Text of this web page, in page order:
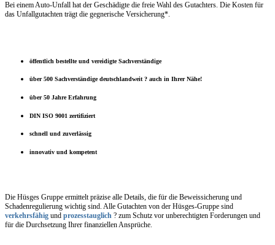
Bei einem Auto-Unfall hat der Geschädigte die freie Wahl des Gutachters. Die Kosten für
das Unfallgutachten trägt die gegnerische Versicherung*.
öffentlich bestellte und vereidigte Sachverständige
über 500 Sachverständige deutschlandweit ? auch in Ihrer Nähe!
über 50 Jahre Erfahrung
DIN ISO 9001 zertifiziert
schnell und zuverlässig
innovativ und kompetent
Die Hüsges Gruppe ermittelt präzise alle Details, die für die Beweissicherung und
Schadenregulierung wichtig sind. Alle Gutachten von der Hüsges-Gruppe sind
verkehrsfähig und prozesstauglich ? zum Schutz vor unberechtigten Forderungen und
für die Durchsetzung Ihrer finanziellen Ansprüche.